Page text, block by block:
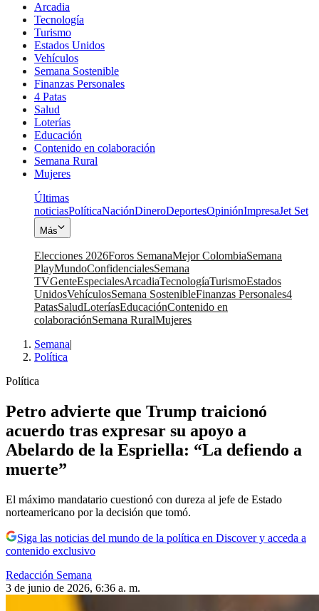
Arcadia
Tecnología
Turismo
Estados Unidos
Vehículos
Semana Sostenible
Finanzas Personales
4 Patas
Salud
Loterías
Educación
Contenido en colaboración
Semana Rural
Mujeres
Últimas
noticiasPolíticaNaciónDineroDeportesOpiniónImpresaJet Set
Más
Elecciones 2026Foros SemanaMejor ColombiaSemana
PlayMundoConfidencialesSemana
TVGenteEspecialesArcadiaTecnologíaTurismoEstados
UnidosVehículosSemana SostenibleFinanzas Personales4
PatasSaludLoteríasEducaciónContenido en
colaboraciónSemana RuralMujeres
Semana|
Política
Política
Petro advierte que Trump traicionó
acuerdo tras expresar su apoyo a
Abelardo de la Espriella: “La defiendo a
muerte”
El máximo mandatario cuestionó con dureza al jefe de Estado
norteamericano por la decisión que tomó.
Siga las noticias del mundo de la política en Discover y acceda a
contenido exclusivo
Redacción Semana
3 de junio de 2026, 6:36 a. m.